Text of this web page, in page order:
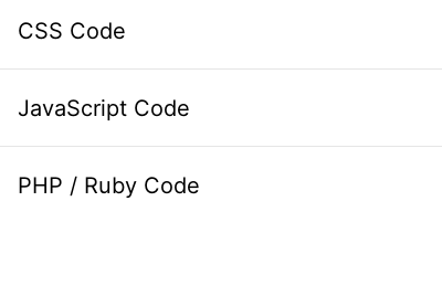
CSS Code
JavaScript Code
PHP / Ruby Code